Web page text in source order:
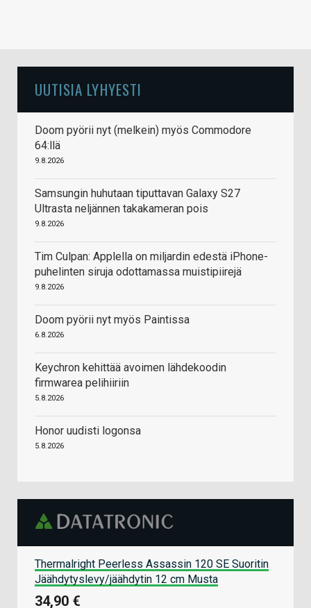
UUTISIA LYHYESTI
Doom pyörii nyt (melkein) myös Commodore
64:llä
9.8.2026
Samsungin huhutaan tiputtavan Galaxy S27
Ultrasta neljännen takakameran pois
9.8.2026
Tim Culpan: Applella on miljardin edestä iPhone-
puhelinten siruja odottamassa muistipiirejä
9.8.2026
Doom pyörii nyt myös Paintissa
6.8.2026
Keychron kehittää avoimen lähdekoodin
firmwarea pelihiiriin
5.8.2026
Honor uudisti logonsa
5.8.2026
Thermalright Peerless Assassin 120 SE Suoritin
Jäähdytyslevy/jäähdytin 12 cm Musta
34,90 €